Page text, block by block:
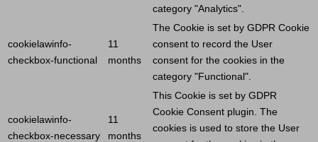
category "Analytics".
cookielawinfo-
checkbox-functional
11
months
The Cookie is set by GDPR Cookie
consent to record the User
consent for the cookies in the
category "Functional".
cookielawinfo-
checkbox-necessary
11
months
This Cookie is set by GDPR
Cookie Consent plugin. The
cookies is used to store the User